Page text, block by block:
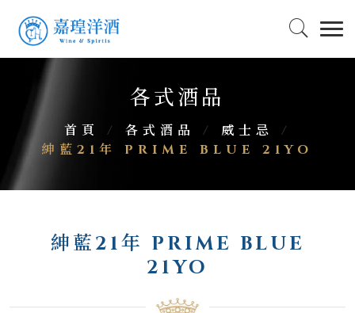
各式酒品
首頁 / 各式酒品 / 威士忌
/
紳藍21年 PRIME BLUE 21YO
紳藍21年 PRIME BLUE
21YO